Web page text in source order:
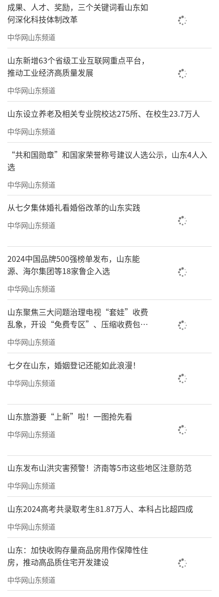
书院等文化地标，全力搭建覆盖全城的基层阅
读网络，用扎实的举措实现了从“追
赶”到“突围”的跨越，填补了江西书香城市
的上榜空白，成为中部地区书香建设的新生标
杆。
TOP10城市解析：标杆领航，共筑书香高
地
作为全国书香建设的排头兵，本届TOP10
城市阵容整体稳固，依次为北京、上海、广
州、香港、成都、杭州、澳门、深圳、重庆、
武汉，仅武汉为新晋入榜，各城以核心数据与
特色实践，走出了差异化的书香之路。
北京稳居榜首，20个公共图书馆年总流通3
读用户，筑牢全国文化中心的书香根基；上海
以20个市、区公共图书馆、3366.98万人次年流
通量，让阅读融入国际都市的日常肌理；广
州“图书馆之城”建设成效显著，22个市、区
级公共图书馆、598家实体书店，超三分之一市
民成为图书馆注册读者；香港构建完善的图书
馆网络，68间固定图书馆与12间流动图书馆服
务438万名读者，成为中西阅读文化交流的窗
口；成都23个公共图书馆搭配近4000家实体书
杭州以海量馆藏、亿级数字资源浏览量与
近3万场阅读推广活动，让人文与书香相融；澳
门深耕中西交融特色，以全域图书馆网络与跨
境共读活动，擦亮湾区书香名片；深圳凭借密
成果、人才、奖励，三个关键词看山东如
何深化科技体制改革
中华网山东频道
山东新增63个省级工业互联网重点平台，
推动工业经济高质量发展
中华网山东频道
山东设立养老及相关专业院校达275所、在校生23.7万人
中华网山东频道
“共和国勋章”和国家荣誉称号建议人选公示，山东4人入
选
中华网山东频道
从七夕集体婚礼看婚俗改革的山东实践
中华网山东频道
2024中国品牌500强榜单发布，山东能
源、海尔集团等18家鲁企入选
中华网山东频道
山东聚焦三大问题治理电视“套娃”收费
乱象，开设“免费专区”、压缩收费包比
例70%以上
中华网山东频道
七夕在山东，婚姻登记还能如此浪漫！
中华网山东频道
山东旅游要“上新”啦！一图抢先看
中华网山东频道
山东发布山洪灾害预警！济南等5市这些地区注意防范
中华网山东频道
山东2024高考共录取考生81.87万人、本科占比超四成
中华网山东频道
山东：加快收购存量商品房用作保障性住
房，推动高品质住宅开发建设
中华网山东频道